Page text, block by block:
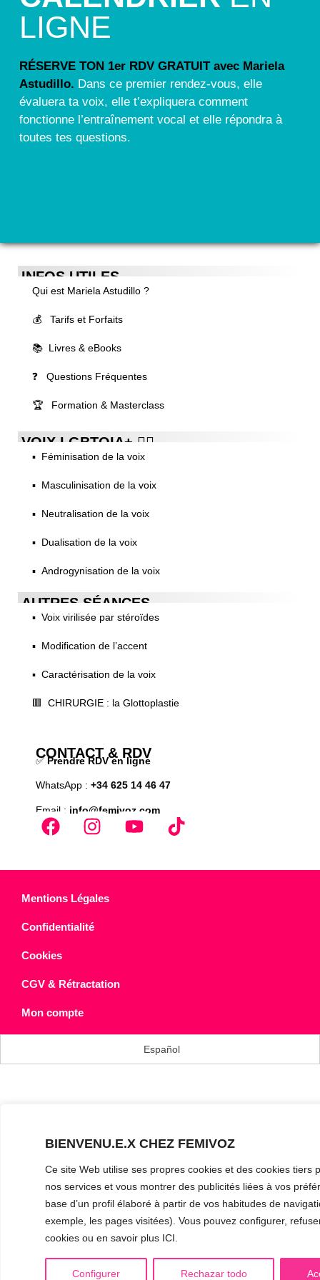
BIENVENU.E.X CHEZ FEMIVOZ
Ce site Web utilise ses propres cookies et des cookies tiers
nos services et vous montrer des publicités liées à vos
base d’un profil élaboré à partir de vos habitudes de
exemple, les pages visitées). Vous pouvez configurer,
cookies ou en savoir plus ICI.
Configurer Rechazar todo
LIGNE
RÉSERVE TON 1er RDV GRATUIT avec Mariela
Astudillo. Dans ce premier rendez-vous, elle
évaluera ta voix, elle t’expliquera comment
fonctionne l’entraînement vocal et elle répondra à
toutes tes questions.
INFOS UTILES
Qui est Mariela Astudillo ?
💰 Tarifs et Forfaits
📚 Livres & eBooks
❓ Questions Fréquentes
🏆 Formation & Masterclass
VOIX LGBTQIA+ 🏳️‍🌈
▪️ Féminisation de la voix
▪️ Masculinisation de la voix
▪️ Neutralisation de la voix
▪️ Dualisation de la voix
▪️ Androgynisation de la voix
AUTRES SÉANCES
▪️ Voix virilisée par stéroïdes
▪️ Modification de l’accent
▪️ Caractérisation de la voix
🟥 CHIRURGIE : la Glottoplastie
CONTACT & RDV
✅Prendre RDV en ligne
WhatsApp : +34 625 14 46 47
Email : info@femivoz.com
Mentions Légales
Confidentialité
Cookies
CGV & Rétractation
Mon compte
Español